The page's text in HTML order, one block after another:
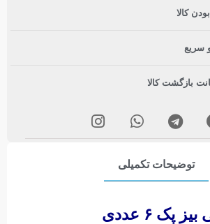
کالا
سریع
بازگشت کالا
توضیحات تکمیلی
پک ۶ عددی